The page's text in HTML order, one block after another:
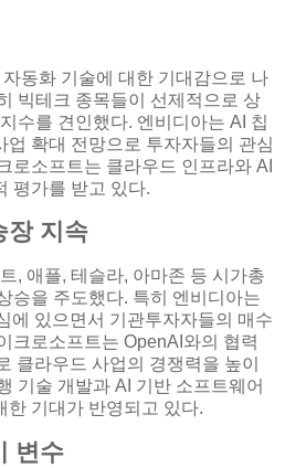
동화 기술에 대한 기대감으로 나
빅테크 종목들이 선제적으로 상
수를 견인했다. 엔비디아는 AI 칩
업 확대 전망으로 투자자들의 관심
로소프트는 클라우드 인프라와 AI
평가를 받고 있다.
장 지속
, 애플, 테슬라, 아마존 등 시가총
승을 주도했다. 특히 엔비디아는
에 있으면서 기관투자자들의 매수
크로소프트는 OpenAI와의 협력
클라우드 사업의 경쟁력을 높이
기술 개발과 AI 기반 소프트웨어
한 기대가 반영되고 있다.
변수